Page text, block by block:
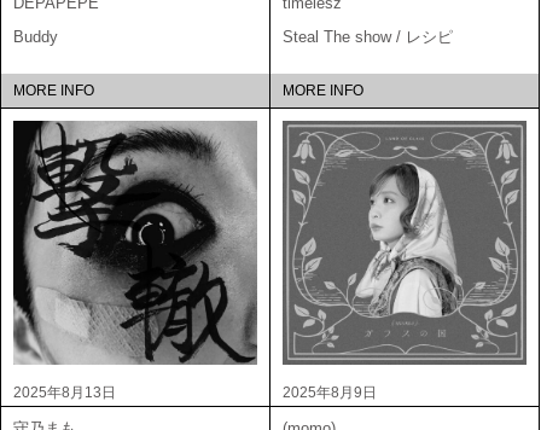
Buddy
MORE INFO
Steal The show / レシピ
MORE INFO
2025年8月13日 2025年8月9日